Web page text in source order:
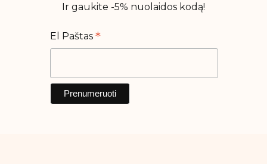
Ir gaukite -5% nuolaidos kodą!
El Paštas *